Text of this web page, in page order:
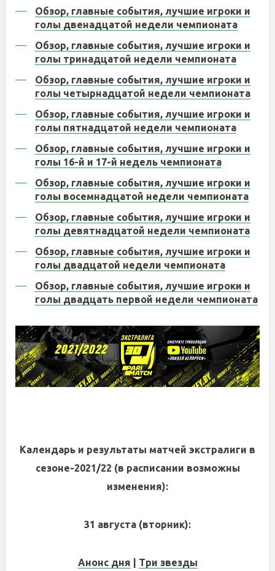
Обзор, главные события, лучшие игроки и
голы двенадцатой недели чемпионата
Обзор, главные события, лучшие игроки и
голы тринадцатой недели чемпионата
Обзор, главные события, лучшие игроки и
голы четырнадцатой недели чемпионата
Обзор, главные события, лучшие игроки и
голы пятнадцатой недели чемпионата
Обзор, главные события, лучшие игроки и
голы 16-й и 17-й недель чемпионата
Обзор, главные события, лучшие игроки и
голы восемнадцатой недели чемпионата
Обзор, главные события, лучшие игроки и
голы девятнадцатой недели чемпионата
Обзор, главные события, лучшие игроки и
голы двадцатой недели чемпионата
Обзор, главные события, лучшие игроки и
голы двадцать первой недели чемпионата
Календарь и результаты матчей экстралиги в
сезоне-2021/22 (в расписании возможны
изменения):
31 августа (вторник):
Анонс дня Три звезды